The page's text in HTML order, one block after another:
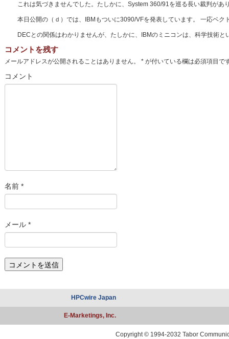
これは気づきませんでした。たしかに、System 360/91を巡る長い裁判が
本日公開の（ｄ）では、IBMもついに3090/VFを発表しています。 一応ベク
DECとの関係はわかりませんが、たしかに、IBMのミニコンは、科学技術
コメントを残す
メールアドレスが公開されることはありません。 *が付いている欄は必須項目で
コメント
名前 *
メール *
HPCwire Japan
E-Marketings, Inc.
Copyright © 1994-2032 Tabor